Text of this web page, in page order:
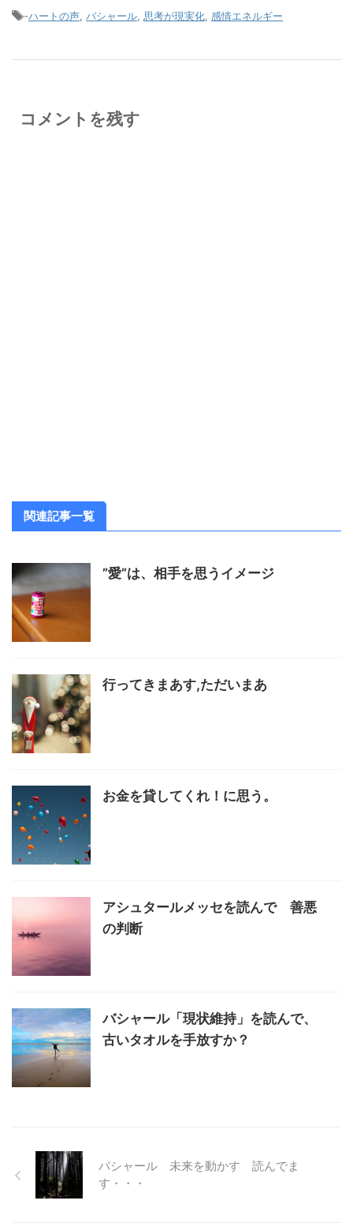
-ハートの声, バシャール, 思考が現実化, 感情エネルギー
コメントを残す
関連記事一覧
”愛”は、相手を思うイメージ
行ってきまあす,ただいまあ
お金を貸してくれ！に思う。
アシュタールメッセを読んで 善悪
の判断
バシャール「現状維持」を読んで、
古いタオルを手放すか？
バシャール 未来を動かす 読んでま
す・・・